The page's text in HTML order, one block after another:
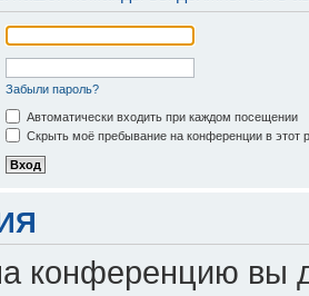
Забыли пароль?
Автоматически входить при каждом посещении
Скрыть моё пребывание на конференции в этот
конференцию вы